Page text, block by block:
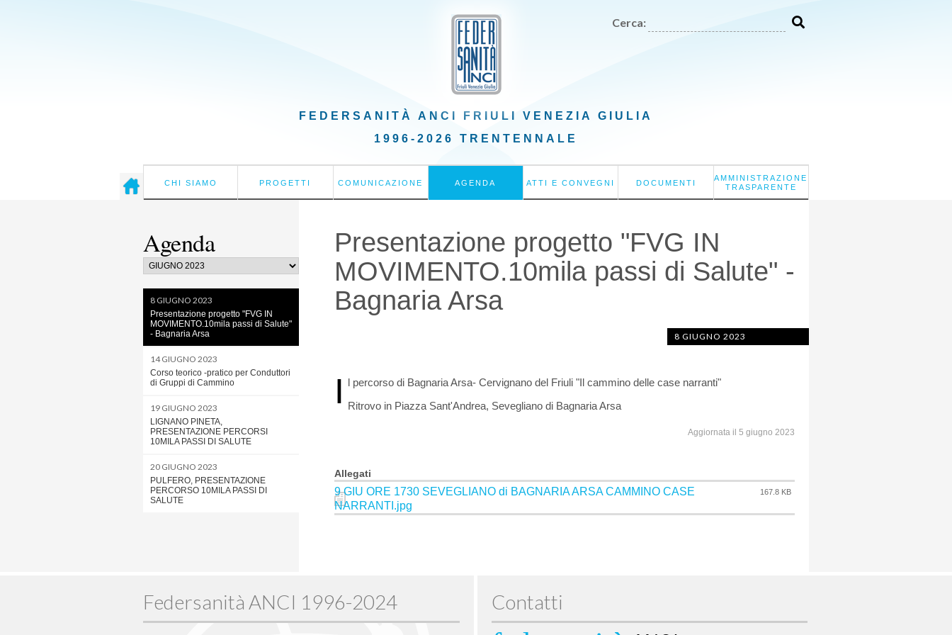
Cerca:
FEDERSANITÀ ANCI FRIULI VENEZIA GIULIA
1996-2026 TRENTENNALE
CHI SIAMO PROGETTI COMUNICAZIONE AGENDA ATTI E CONVEGNI DOCUMENTI
AMMINISTRAZIONE
TRASPARENTE
Agenda
8 GIUGNO 2023
Presentazione progetto "FVG IN
MOVIMENTO.10mila passi di Salute"
- Bagnaria Arsa
14 GIUGNO 2023
Corso teorico -pratico per Conduttori
di Gruppi di Cammino
19 GIUGNO 2023
LIGNANO PINETA,
PRESENTAZIONE PERCORSI
10MILA PASSI DI SALUTE
20 GIUGNO 2023
PULFERO, PRESENTAZIONE
PERCORSO 10MILA PASSI DI
SALUTE
Presentazione progetto "FVG IN
MOVIMENTO.10mila passi di Salute" -
Bagnaria Arsa
8 GIUGNO 2023
I l percorso di Bagnaria Arsa- Cervignano del Friuli "Il cammino delle case narranti"
Ritrovo in Piazza Sant'Andrea, Sevegliano di Bagnaria Arsa
Aggiornata il 5 giugno 2023
Allegati
9 GIU ORE 1730 SEVEGLIANO di BAGNARIA ARSA CAMMINO CASE
NARRANTI.jpg
167.8 KB
Federsanità ANCI 1996-2024 Contatti